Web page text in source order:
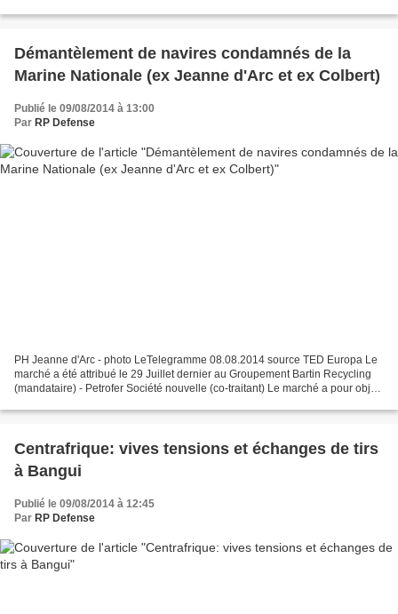
Démantèlement de navires condamnés de la
Marine Nationale (ex Jeanne d'Arc et ex Colbert)
Publié le 09/08/2014 à 13:00
Par RP Defense
PH Jeanne d'Arc - photo LeTelegramme 08.08.2014 source TED Europa Le
marché a été attribué le 29 Juillet dernier au Groupement Bartin Recycling
(mandataire) - Petrofer Société nouvelle (co-traitant) Le marché a pour objet
Centrafrique: vives tensions et échanges de tirs
à Bangui
Publié le 09/08/2014 à 12:45
Par RP Defense